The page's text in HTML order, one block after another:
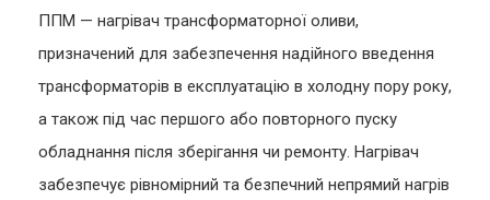
ППМ — нагрівач трансформаторної оливи,
призначений для забезпечення надійного введення
трансформаторів в експлуатацію в холодну пору року,
а також під час першого або повторного пуску
обладнання після зберігання чи ремонту. Нагрівач
забезпечує рівномірний та безпечний непрямий нагрів